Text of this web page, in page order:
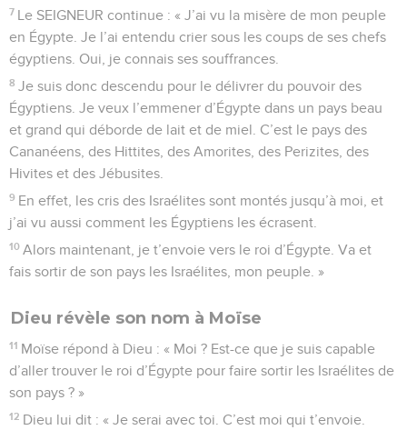
7 Le SEIGNEUR continue : « J’ai vu la misère de mon peuple
en Égypte. Je l’ai entendu crier sous les coups de ses chefs
égyptiens. Oui, je connais ses souffrances.
8 Je suis donc descendu pour le délivrer du pouvoir des
Égyptiens. Je veux l’emmener d’Égypte dans un pays beau
et grand qui déborde de lait et de miel. C’est le pays des
Cananéens, des Hittites, des Amorites, des Perizites, des
Hivites et des Jébusites.
9 En effet, les cris des Israélites sont montés jusqu’à moi, et
j’ai vu aussi comment les Égyptiens les écrasent.
10 Alors maintenant, je t’envoie vers le roi d’Égypte. Va et
fais sortir de son pays les Israélites, mon peuple. »
Dieu révèle son nom à Moïse
11 Moïse répond à Dieu : « Moi ? Est-ce que je suis capable
d’aller trouver le roi d’Égypte pour faire sortir les Israélites de
son pays ? »
12 Dieu lui dit : « Je serai avec toi. C’est moi qui t’envoie.